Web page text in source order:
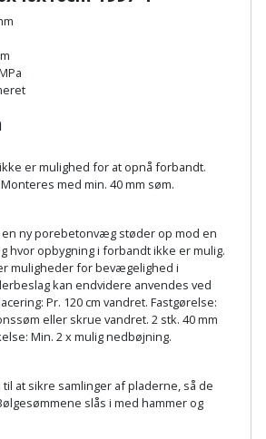
er mulighed for at opnå forbandt.
med min. 40 mm søm.
en ny porebetonvæg støder op mod en
hvor opbygning i forbandt ikke er mulig.
muligheder for bevægelighed i
kan endvidere anvendes ved
Pr. 120 cm vandret. Fastgørelse:
eller skrue vandret. 2 stk. 40 mm
Min. 2 x mulig nedbøjning.
at sikre samlinger af pladerne, så de
slås i med hammer og